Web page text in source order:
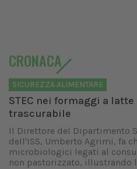
CRONACA
SICUREZZA ALIMENTARE
STEC nei formaggi a
trascurabile
Il Direttore del Dipartimento
dell'ISS, Umberto Agrimi, fa
microbiologici legati al
non pastorizzato, illustrando